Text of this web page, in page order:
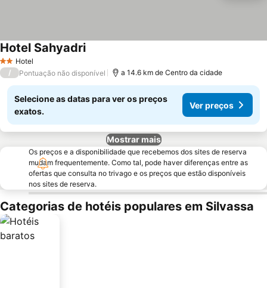
2 Estrelas
Hotel
Hotel SahyadriVer preços
/ Pontuação não disponível a 14.6 km de Centro da cidade
Selecione as datas para ver os preços
exatos.
Ver preços
Mostrar mais
Os preços e a disponibilidade que recebemos dos sites de reserva
mudam frequentemente. Como tal, pode haver diferenças entre as
ofertas que consulta no trivago e os preços que estão disponíveis
nos sites de reserva.
Categorias de hotéis populares em Silvassa